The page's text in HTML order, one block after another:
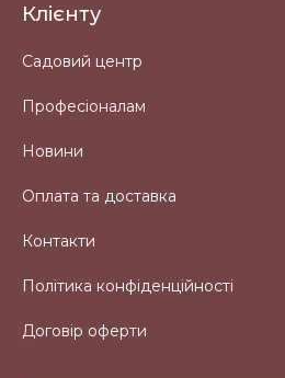
Клієнту
Садовий центр
Професіоналам
Новини
Оплата та доставка
Контакти
Політика конфіденційності
Договір оферти